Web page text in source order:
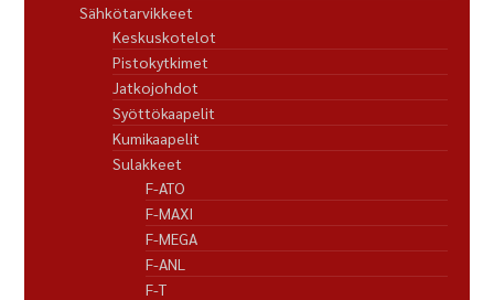
Sähkötarvikkeet
Keskuskotelot
Pistokytkimet
Jatkojohdot
Syöttökaapelit
Kumikaapelit
Sulakkeet
F-ATO
F-MAXI
F-MEGA
F-ANL
F-T